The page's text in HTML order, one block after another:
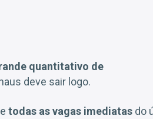
quantitativo de
deve sair logo.
todas as vagas imediatas do